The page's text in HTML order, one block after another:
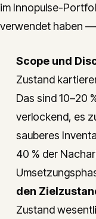
im Innopulse-
verwendet haben
Scope und
Zustand
Das sind 10–20
verlockend, es
sauberes
40 % der
den
Zustand